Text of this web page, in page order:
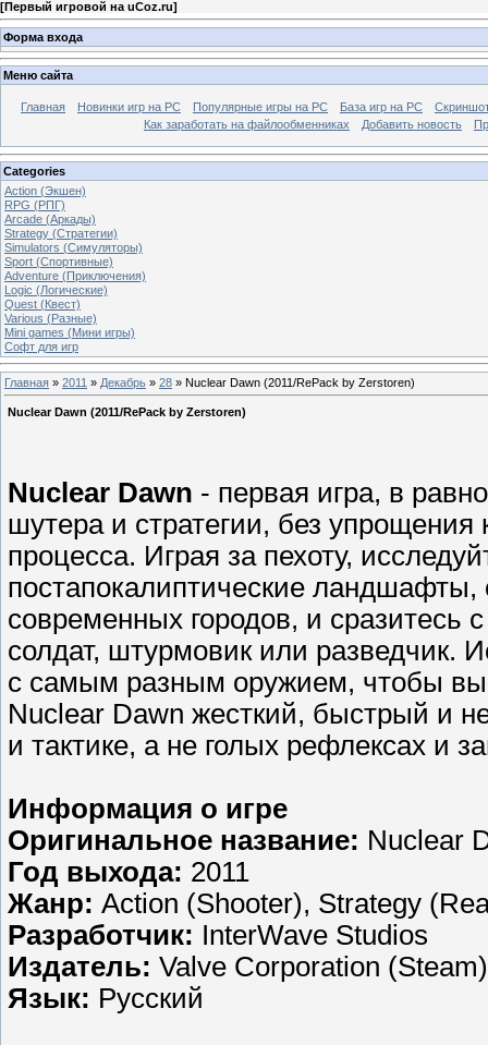
[Первый игровой на uCoz.ru]
Форма входа
Меню сайта
Главная Новинки игр на PC Популярные игры на PC База игр на РС
Как заработать на файлообменниках
Добавить новость
Categories
Action (Экшен)
RPG (РПГ)
Arcade (Аркады)
Strategy (Стратегии)
Simulators (Симуляторы)
Sport (Спортивные)
Adventure (Приключения)
Logic (Логические)
Quest (Квест)
Various (Разные)
Mini games (Мини игры)
Софт для игр
Главная » 2011 » Декабрь » 28 » Nuclear Dawn (2011/RePack by Zerstoren)
Nuclear Dawn (2011/RePack by Zerstoren)
Nuclear Dawn - первая игра, в
шутера и стратегии, без упрощения
процесса. Играя за пехоту,
постапокалиптические ландшафты,
современных городов, и сразитесь
солдат, штурмовик или разведчик.
с самым разным оружием, чтобы
Nuclear Dawn жесткий, быстрый и
и тактике, а не голых рефлексах и
Информация о игре
Оригинальное название: Nuclear
Год выхода: 2011
Жанр: Action (Shooter), Strategy
Разработчик: InterWave Studios
Издатель: Valve Corporation (Steam)
Язык: Русский